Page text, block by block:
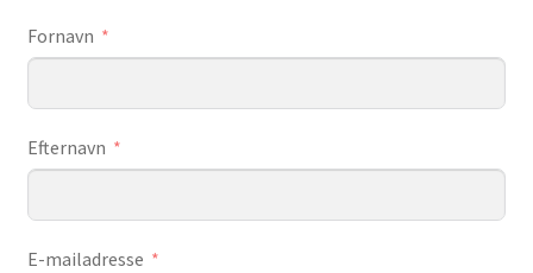
Fornavn
Efternavn
E-mailadresse